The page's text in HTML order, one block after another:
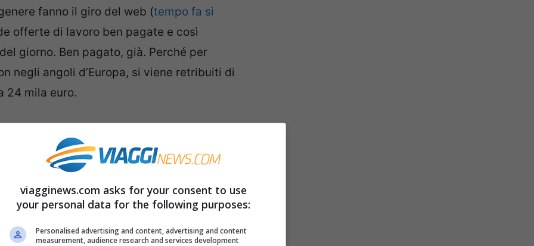
fanno il giro del web (tempo fa si
offerte di lavoro ben pagate e così
giorno. Ben pagato, già. Perché per
negli angoli d’Europa, si viene retribuiti di
24 mila euro.
distillerie e bar, diventando così un
che unisce le parole gin ed intern
‘gintern’ si dovevano chiudere a
la società è stata presa d’assalto con
viagginews.com asks for your consent to use
your personal data for the following purposes:
Personalised advertising and content, advertising and content
measurement, audience research and services development